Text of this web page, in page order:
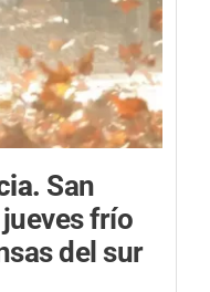
San
frío
del sur